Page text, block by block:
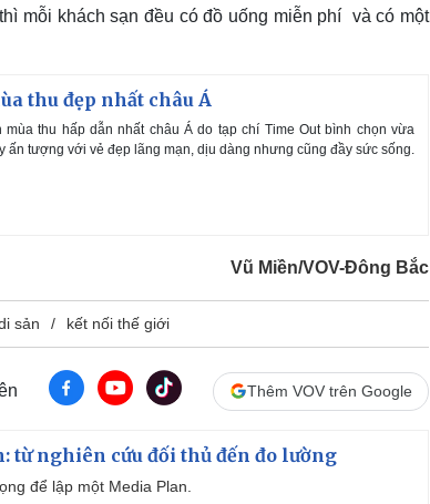
mỗi khách sạn đều có đồ uống miễn phí và có một
thu đẹp nhất châu Á
mùa thu hấp dẫn nhất châu Á do tạp chí Time Out bình chọn vừa
ấn tượng với vẻ đẹp lãng mạn, dịu dàng nhưng cũng đầy sức sống.
Vũ Miền/VOV-Đông Bắc
sản kết nối thế giới
Thêm VOV trên Google
từ nghiên cứu đối thủ đến đo lường
để lập một Media Plan.